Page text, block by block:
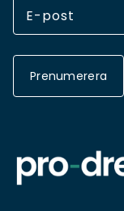
Prenumerera